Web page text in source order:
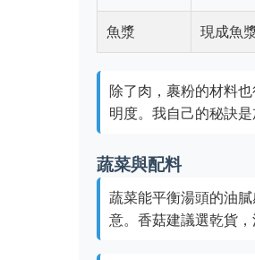
魚漿 現成魚
除了肉，裹粉的材料
明度。我自己的秘訣
蔬菜與配料
蔬菜能平衡湯頭的油
意。香菇建議選乾貨